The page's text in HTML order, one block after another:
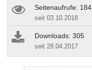
Seitenaufrufe: 184
seit 03.10.2018
Downloads: 305
seit 28.04.2017